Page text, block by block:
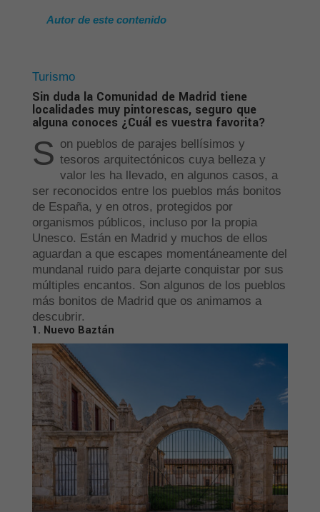
Autor de este contenido
Turismo
Sin duda la Comunidad de Madrid tiene
localidades muy pintorescas, seguro que
alguna conoces ¿Cuál es vuestra favorita?
S on pueblos de parajes bellísimos y
tesoros arquitectónicos cuya belleza y
valor les ha llevado, en algunos casos, a
ser reconocidos entre los pueblos más bonitos
de España, y en otros, protegidos por
organismos públicos, incluso por la propia
Unesco. Están en Madrid y muchos de ellos
aguardan a que escapes momentáneamente del
mundanal ruido para dejarte conquistar por sus
múltiples encantos. Son algunos de los pueblos
más bonitos de Madrid que os animamos a
descubrir.
1. Nuevo Baztán